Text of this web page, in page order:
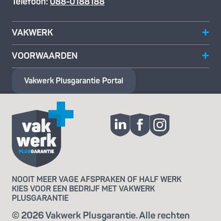
VAKWERK
VOORWAARDEN
Vakwerk Plusgarantie Portal
NOOIT MEER VAGE AFSPRAKEN OF HALF WERK
KIES VOOR EEN BEDRIJF MET VAKWERK
PLUSGARANTIE
© 2026 Vakwerk Plusgarantie. Alle rechten